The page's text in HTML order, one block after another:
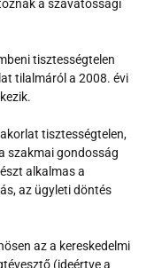
a szavatossági
tisztességtelen
tilalmáról a 2008. évi
tisztességtelen,
szakmai gondosság
alkalmas a
az ügyleti döntés
az a kereskedelmi
(ideértve a